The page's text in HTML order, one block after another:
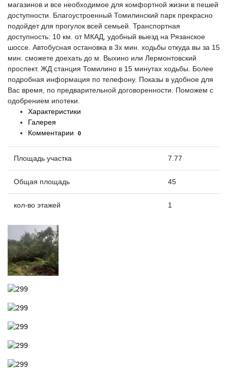
магазинов и все необходимое для комфортной жизни в пешей
доступности. Благоустроенный Томилинский парк прекрасно
подойдет для прогулок всей семьей. Транспортная
доступность: 10 км. от МКАД, удобный выезд на Рязанское
шоссе. Автобусная остановка в 3х мин. ходьбы откуда вы за 15
мин. сможете доехать до м. Выхино или Лермонтовский
проспект. ЖД станция Томилино в 15 минутах ходьбы. Более
подробная информация по телефону. Показы в удобное для
Вас время, по предварительной договоренности. Поможем с
одобрением ипотеки.
Характеристики
Галерея
Комментарии
0
Площадь участка 7.77
Общая площадь 45
кол-во этажей 1